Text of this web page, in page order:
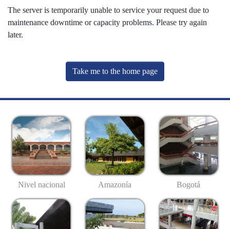
The server is temporarily unable to service your request due to
maintenance downtime or capacity problems. Please try again
later.
Take me to the home page
Nivel nacional Amazonía Bogotá